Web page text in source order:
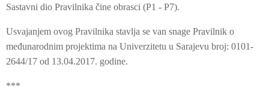
Sastavni dio Pravilnika čine obrasci (P1 - P7).
Usvajanjem ovog Pravilnika stavlja se van snage Pravilnik o
međunarodnim projektima na Univerzitetu u Sarajevu broj: 0101-
2644/17 od 13.04.2017. godine.
***